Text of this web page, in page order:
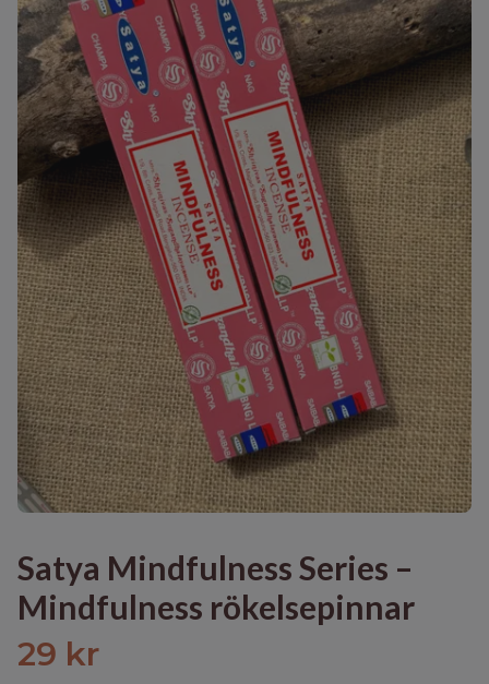
Satya Mindfulness Series –
Mindfulness rökelsepinnar
29 kr